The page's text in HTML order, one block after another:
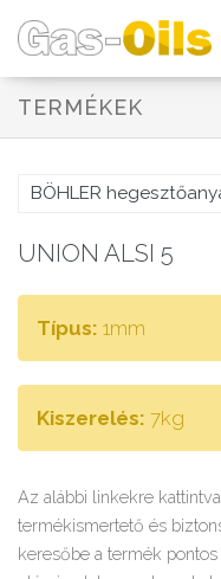
TERMÉKEK
BÖHLER
UNION ALSI 5
Típus: 1mm
Kiszerelés: 7kg
Az alábbi linkekre
termékismertető és
keresőbe a termék